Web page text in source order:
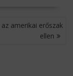
amerikai erőszak
ellen